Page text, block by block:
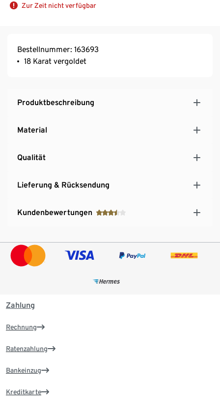
Zur Zeit nicht verfügbar
Bestellnummer: 163693
18 Karat vergoldet
Produktbeschreibung
Material
Qualität
Lieferung & Rücksendung
Kundenbewertungen
Zahlung
Rechnung
Ratenzahlung
Bankeinzug
Kreditkarte